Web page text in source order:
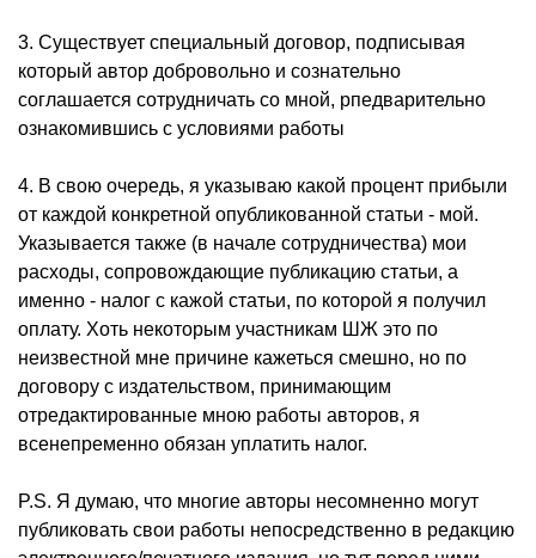
3. Существует специальный договор, подписывая
который автор добровольно и сознательно
соглашается сотрудничать со мной, рпедварительно
ознакомившись с условиями работы
4. В свою очередь, я указываю какой процент прибыли
от каждой конкретной опубликованной статьи - мой.
Указывается также (в начале сотрудничества) мои
расходы, сопровождающие публикацию статьи, а
именно - налог с кажой статьи, по которой я получил
оплату. Хоть некоторым участникам ШЖ это по
неизвестной мне причине кажеться смешно, но по
договору с издательством, принимающим
отредактированные мною работы авторов, я
всенепременно обязан уплатить налог.
P.S. Я думаю, что многие авторы несомненно могут
публиковать свои работы непосредственно в редакцию